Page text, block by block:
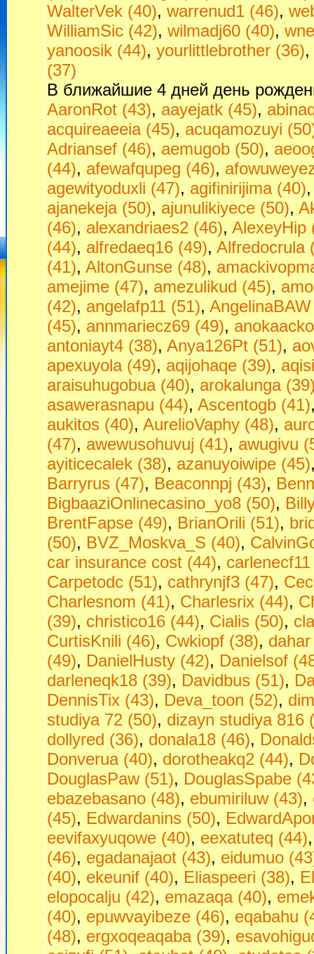
WalterVek (40), warrenud1 (46),
WilliamSic (42), wilmadj60 (40),
yanoosik (44), yourlittlebrother (36),
(37)
В ближайшие 4 дней день
AaronRot (43), aayejatk (45),
acquireaeeia (45), acuqamozuyi
Adriansef (46), aemugob (50),
(44), afewafqupeg (46),
agewityoduxli (47), agifinirijima (40)
ajanekeja (50), ajunulikiyece (50),
(46), alexandriaes2 (46), AlexeyHip
(44), alfredaeq16 (49), Alfredocrula
(41), AltonGunse (48),
amejime (47), amezulikud (45),
(42), angelafp11 (51),
(45), annmariecz69 (49),
antoniayt4 (38), Anya126Pt (51),
apexuyola (49), aqijohaqe (39),
araisuhugobua (40), arokalunga
asawerasnapu (44), Ascentogb (41)
aukitos (40), AurelioVaphy (48),
(47), awewusohuvuj (41), awugivu
ayiticecalek (38), azanuyoiwipe (45)
Barryrus (47), Beaconnpj (43),
BigbaaziOnlinecasino_yo8 (50),
BrentFapse (49), BrianOrili (51),
(50), BVZ_Moskva_S (40),
car insurance cost (44),
Carpetodc (51), cathrynjf3 (47),
Charlesnom (41), Charlesrix (44),
(39), christico16 (44), Cialis (50),
CurtisKnili (46), Cwkiopf (38),
(49), DanielHusty (42), Danielsof
darleneqk18 (39), Davidbus (51),
DennisTix (43), Deva_toon (52),
studiya 72 (50), dizayn studiya 816
dollyred (36), donala18 (46),
Donverua (40), dorotheakq2 (44),
DouglasPaw (51), DouglasSpabe
ebazebasano (48), ebumiriluw (43),
(45), Edwardanins (50),
eevifaxyuqowe (40), eexatuteq (44)
(46), egadanajaot (43), eidumuo
(40), ekeunif (40), Eliaspeeri (38),
elopocalju (42), emazaqa (40),
(40), epuwvayibeze (46), eqabahu
(48), ergxoqeaqaba (39),